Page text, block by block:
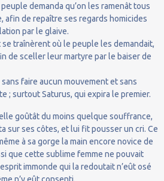
demanda qu’on les ramenât tous
afin de repaître ses regards homicides
par le glaive.
traînèrent où le peuple les demandait,
de sceller leur martyre par le baiser de
faire aucun mouvement et sans
; surtout Saturus, qui expira le premier.
goûtât du moins quelque souffrance,
sur ses côtes, et lui fit pousser un cri. Ce
à sa gorge la main encore novice de
que cette sublime femme ne pouvait
immonde qui la redoutait n’eût osé